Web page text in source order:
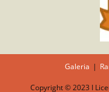
Galeria
Copyright © 2023 I